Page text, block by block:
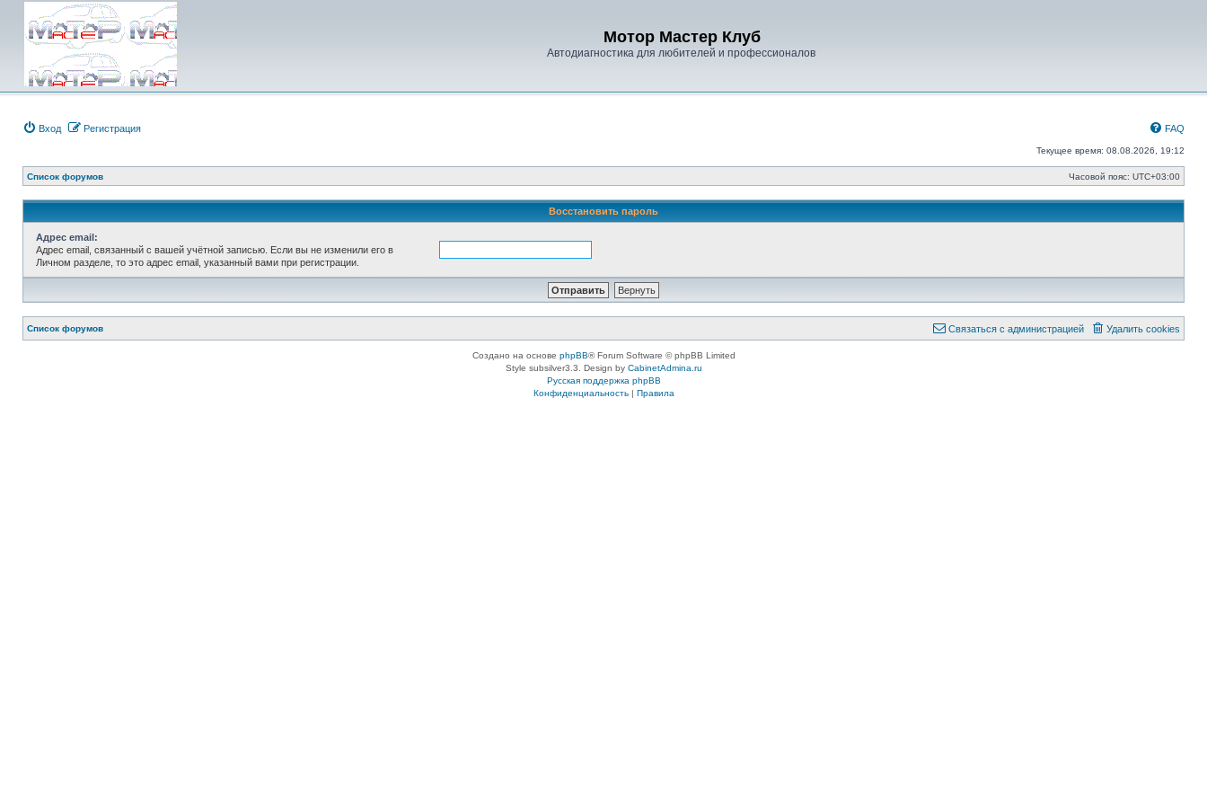
Мотор Мастер Клуб
Автодиагностика для любителей и профессионалов
Вход Регистрация FAQ
Текущее время: 08.08.2026, 19:12
Список форумов Часовой пояс: UTC+03:00
Восстановить пароль
Адрес email:
Адрес email, связанный с вашей учётной записью. Если вы не изменили его в
Личном разделе, то это адрес email, указанный вами при регистрации.
Список форумов Удалить cookies
Связаться с администрацией
Создано на основе phpBB® Forum Software © phpBB Limited
Style subsilver3.3. Design by CabinetAdmina.ru
Русская поддержка phpBB
Конфиденциальность| Правила